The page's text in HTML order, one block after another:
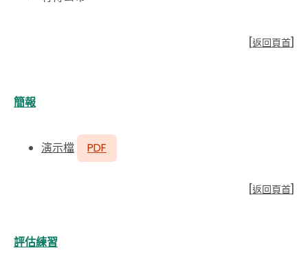
[返回頁首]
簡報
演示檔 PDF
[返回頁首]
評估練習